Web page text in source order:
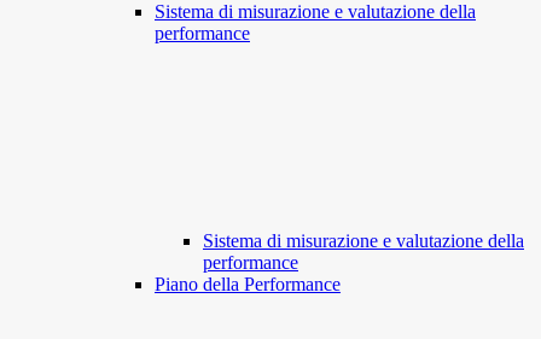
Sistema di misurazione e valutazione della
performance
Sistema di misurazione e valutazione della
performance
Piano della Performance